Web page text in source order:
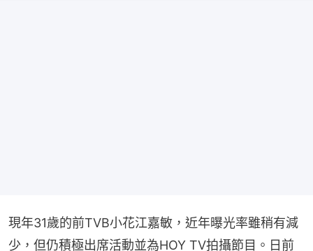
現年31歲的前TVB小花江嘉敏，近年曝光率雖稍有減
少，但仍積極出席活動並為HOY TV拍攝節目。日前